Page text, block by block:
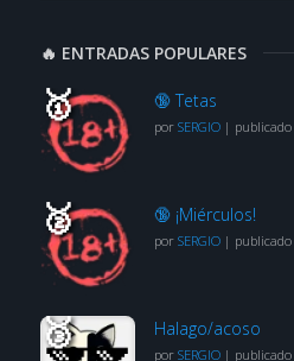
🔥 ENTRADAS POPULARES
🔞 Tetas
por SERGIO|
🔞 ¡Miérculos!
por SERGIO|
Halago/acoso
por SERGIO|